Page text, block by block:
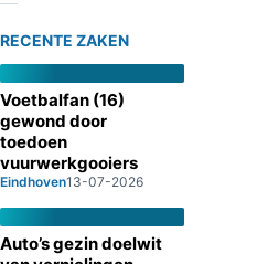
RECENTE ZAKEN
Voetbalfan (16)
gewond door
toedoen
vuurwerkgooiers
Eindhoven13-07-2026
Auto’s gezin doelwit